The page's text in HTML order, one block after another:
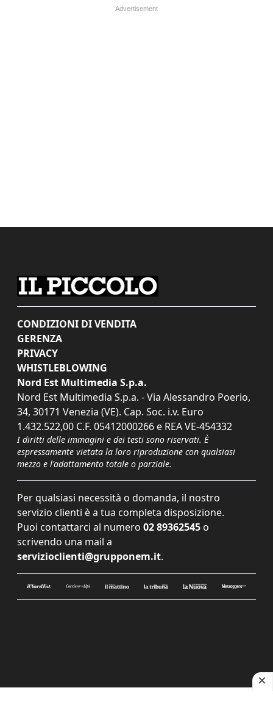
CONDIZIONI DI VENDITA
GERENZA
PRIVACY
WHISTLEBLOWING
Nord Est Multimedia S.p.a.
Nord Est Multimedia S.p.a. - Via Alessandro Poerio,
34, 30171 Venezia (VE). Cap. Soc. i.v. Euro
1.432.522,00 C.F. 05412000266 e REA VE-454332
I diritti delle immagini e dei testi sono riservati. È
espressamente vietata la loro riproduzione con qualsiasi
mezzo e l'adattamento totale o parziale.
Per qualsiasi necessità o domanda, il nostro
servizio clienti è a tua completa disposizione.
Puoi contattarci al numero 02 89362545 o
scrivendo una mail a
servizioclienti@grupponem.it.